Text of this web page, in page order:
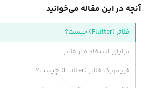
آنچه در این مقاله می‌خوانید
فلاتر (Flutter) چیست؟
مزایای استفاده از فلاتر
فریمورک فلاتر (Flutter) چیست؟